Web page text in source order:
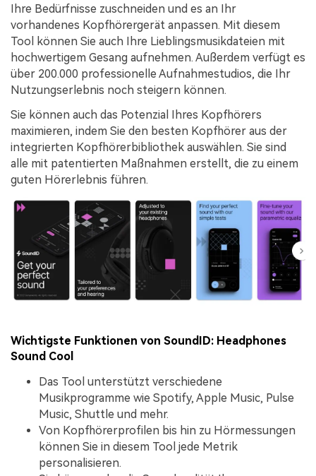
Ihre Bedürfnisse zuschneiden und es an Ihr
vorhandenes Kopfhörergerät anpassen. Mit diesem
Tool können Sie auch Ihre Lieblingsmusikdateien mit
hochwertigem Gesang aufnehmen. Außerdem verfügt es
über 200.000 professionelle Aufnahmestudios, die Ihr
Nutzungserlebnis noch steigern können.
Sie können auch das Potenzial Ihres Kopfhörers
maximieren, indem Sie den besten Kopfhörer aus der
integrierten Kopfhörerbibliothek auswählen. Sie sind
alle mit patentierten Maßnahmen erstellt, die zu einem
guten Hörerlebnis führen.
Wichtigste Funktionen von SoundID: Headphones
Sound Cool
Das Tool unterstützt verschiedene
Musikprogramme wie Spotify, Apple Music, Pulse
Music, Shuttle und mehr.
Von Kopfhörerprofilen bis hin zu Hörmessungen
können Sie in diesem Tool jede Metrik
personalisieren.